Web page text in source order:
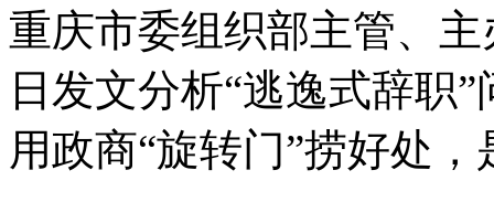
重庆市委组织部主管、
日发文分析“逃逸式辞职
用政商“旋转门”捞好处